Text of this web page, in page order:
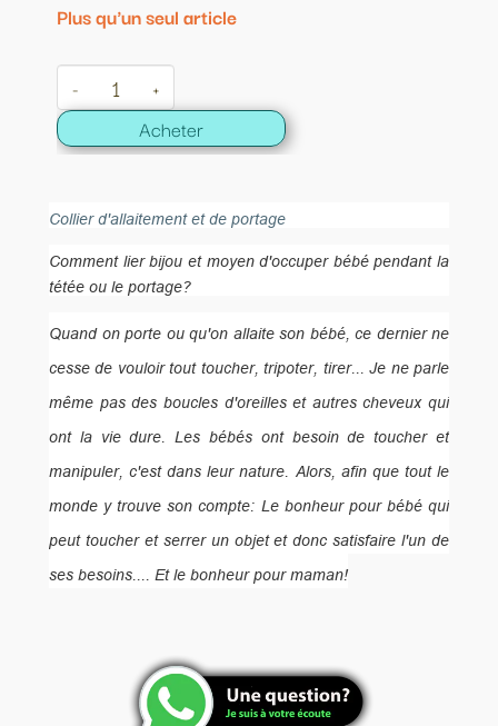
Plus qu'un seul article
- +
Acheter
Collier d'allaitement et de portage
Comment lier bijou et moyen d'occuper bébé pendant la
tétée ou le portage?
Quand on porte ou qu'on allaite son bébé, ce dernier ne
cesse de vouloir tout toucher, tripoter, tirer... Je ne parle
même pas des boucles d'oreilles et autres cheveux qui
ont la vie dure. Les bébés ont besoin de toucher et
manipuler, c'est dans leur nature. Alors, afin que tout le
monde y trouve son compte: Le bonheur pour bébé qui
peut toucher et serrer un objet et donc satisfaire l'un de
ses besoins.... Et le bonheur pour maman!